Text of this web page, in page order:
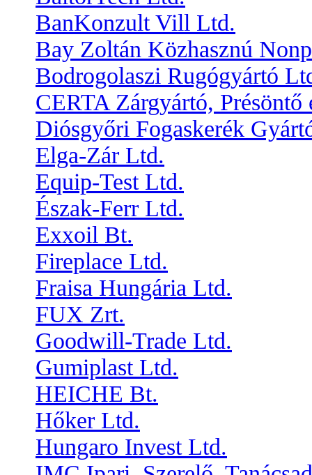
BanKonzult Vill Ltd.
Bay Zoltán Közhasznú
Bodrogolaszi Rugógyártó
CERTA Zárgyártó, Présöntő
Diósgyőri Fogaskerék
Elga-Zár Ltd.
Equip-Test Ltd.
Észak-Ferr Ltd.
Exxoil Bt.
Fireplace Ltd.
Fraisa Hungária Ltd.
FUX Zrt.
Goodwill-Trade Ltd.
Gumiplast Ltd.
HEICHE Bt.
Hőker Ltd.
Hungaro Invest Ltd.